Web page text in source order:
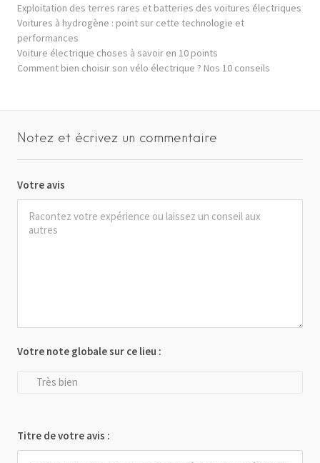
Exploitation des terres rares et batteries des voitures électriques
Voitures à hydrogène : point sur cette technologie et
performances
Voiture électrique choses à savoir en 10 points
Comment bien choisir son vélo électrique ? Nos 10 conseils
Notez et écrivez un commentaire
Votre avis
Votre note globale sur ce lieu :
Très bien
Titre de votre avis :